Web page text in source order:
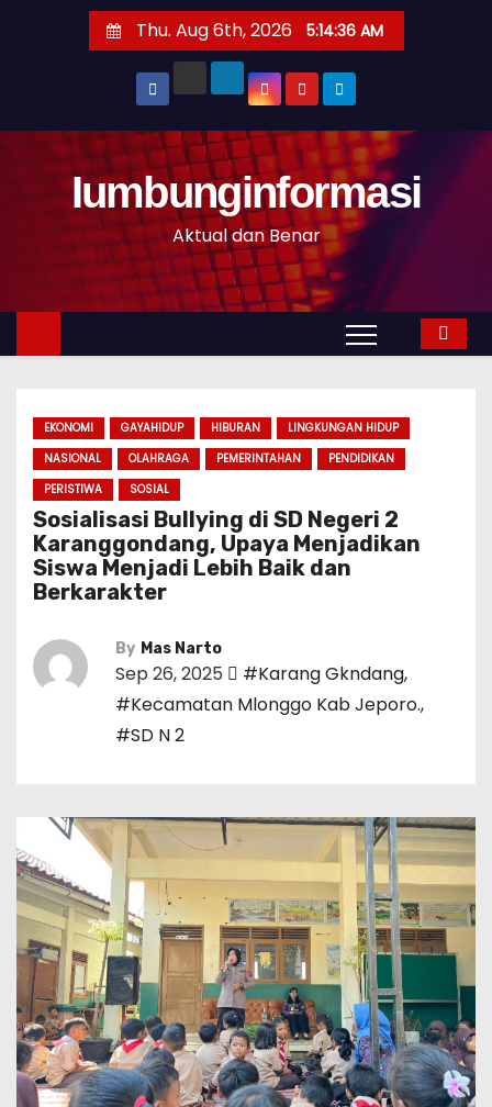
t
n
Thu. Aug 6th, 2026 5:14:37 AM
Iumbunginformasi
Aktual dan Benar
EKONOMI GAYAHIDUP HIBURAN
LINGKUNGAN HIDUP
NASIONAL
OLAHRAGA PEMERINTAHAN
PENDIDIKAN
PERISTIWA
SOSIAL
Sosialisasi Bullying di SD Negeri 2
Karanggondang, Upaya Menjadikan
Siswa Menjadi Lebih Baik dan
Berkarakter
By Mas Narto
Sep 26, 2025 #Karang Gkndang,
#Kecamatan Mlonggo Kab Jeporo.,
#SD N 2